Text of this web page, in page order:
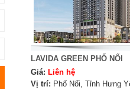
LAVIDA GREEN PHỐ NỐI
Giá: Liên hệ
Vị trí: Phố Nối, Tỉnh Hưng